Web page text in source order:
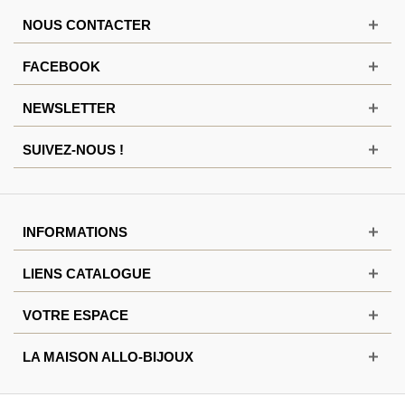
NOUS CONTACTER
FACEBOOK
NEWSLETTER
SUIVEZ-NOUS !
INFORMATIONS
LIENS CATALOGUE
VOTRE ESPACE
LA MAISON ALLO-BIJOUX